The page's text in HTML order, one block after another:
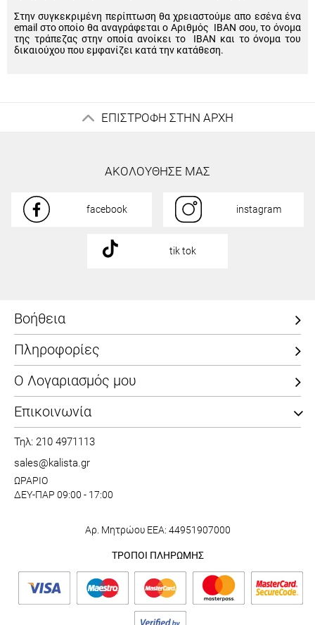
Στην συγκεκριμένη περίπτωση θα χρειαστούμε απο εσένα ένα
email στο οποίο θα αναγράφεται ο Αριθμός IBAN σου, το όνομα
της τράπεζας στην οποία ανοίκει το IBAN και το όνομα του
δικαιούχου που εμφανίζει κατά την κατάθεση.
ΕΠΙΣΤΡΟΦΗ ΣΤΗΝ ΑΡΧΗ
ΑΚΟΛΟΥΘΗΣΕ ΜΑΣ
facebook instagram
tik tok
Βοήθεια
Πληροφορίες
Ο Λογαριασμός μου
Επικοινωνία
Τηλ: 210 4971113
sales@kalista.gr
ΩΡΑΡΙΟ
ΔΕΥ-ΠΑΡ 09:00 - 17:00
Αρ. Μητρώου ΕΕΑ: 44951907000
ΤΡΟΠΟΙ ΠΛΗΡΩΜΗΣ